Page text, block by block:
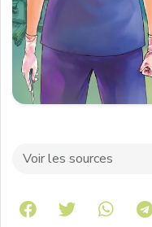
Voir les sources